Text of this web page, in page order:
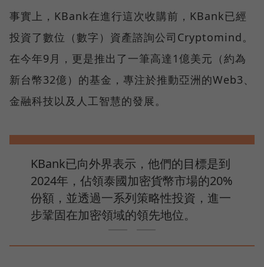
事實上，KBank在進行這次收購前，KBank已經
投資了數位（數字）資產諮詢公司Cryptomind。
在今年9月，更是推出了一筆高達1億美元（約為
新台幣32億）的基金，專注於推動亞洲的Web3、
金融科技以及人工智慧的發展。
KBank已向外界表示，他們的目標是到
2024年，佔領泰國加密貨幣市場的20%
份額，並透過一系列策略性投資，進一
步鞏固在加密領域的領先地位。